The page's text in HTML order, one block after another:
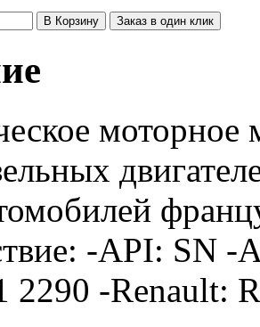
Заказ в один клик
моторное
-API: SN
2290 -Renault: